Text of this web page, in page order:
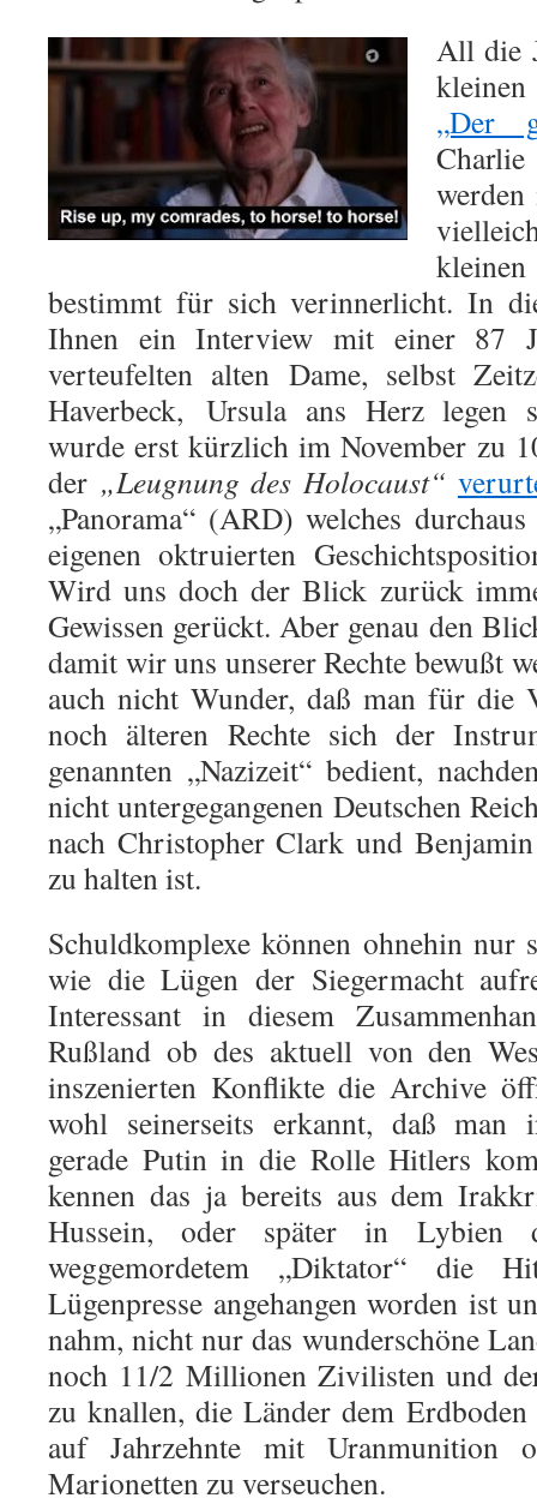
All die
„Der
bestimmt für sich verinnerlicht. In
Ihnen ein Interview mit einer 87
verteufelten alten Dame, selbst
Haverbeck, Ursula ans Herz legen
wurde erst kürzlich im November zu
der „Leugnung des Holocaust“
„Panorama“ (ARD) welches
eigenen oktruierten
Wird uns doch der Blick zurück
Gewissen gerückt. Aber genau den
damit wir uns unserer Rechte bewußt
auch nicht Wunder, daß man für die
noch älteren Rechte sich der
genannten „Nazizeit“ bedient,
nicht untergegangenen Deutschen
nach Christopher Clark und
zu halten ist.
Schuldkomplexe können ohnehin nur
wie die Lügen der Siegermacht
Interessant in diesem
Rußland ob des aktuell von den
inszenierten Konflikte die Archive
wohl seinerseits erkannt, daß man
gerade Putin in die Rolle Hitlers
kennen das ja bereits aus dem
Hussein, oder später in Lybien
weggemordetem „Diktator“ die
Lügenpresse angehangen worden ist
nahm, nicht nur das wunderschöne
noch 11/2 Millionen Zivilisten und
zu knallen, die Länder dem
auf Jahrzehnte mit Uranmunition
Marionetten zu verseuchen.